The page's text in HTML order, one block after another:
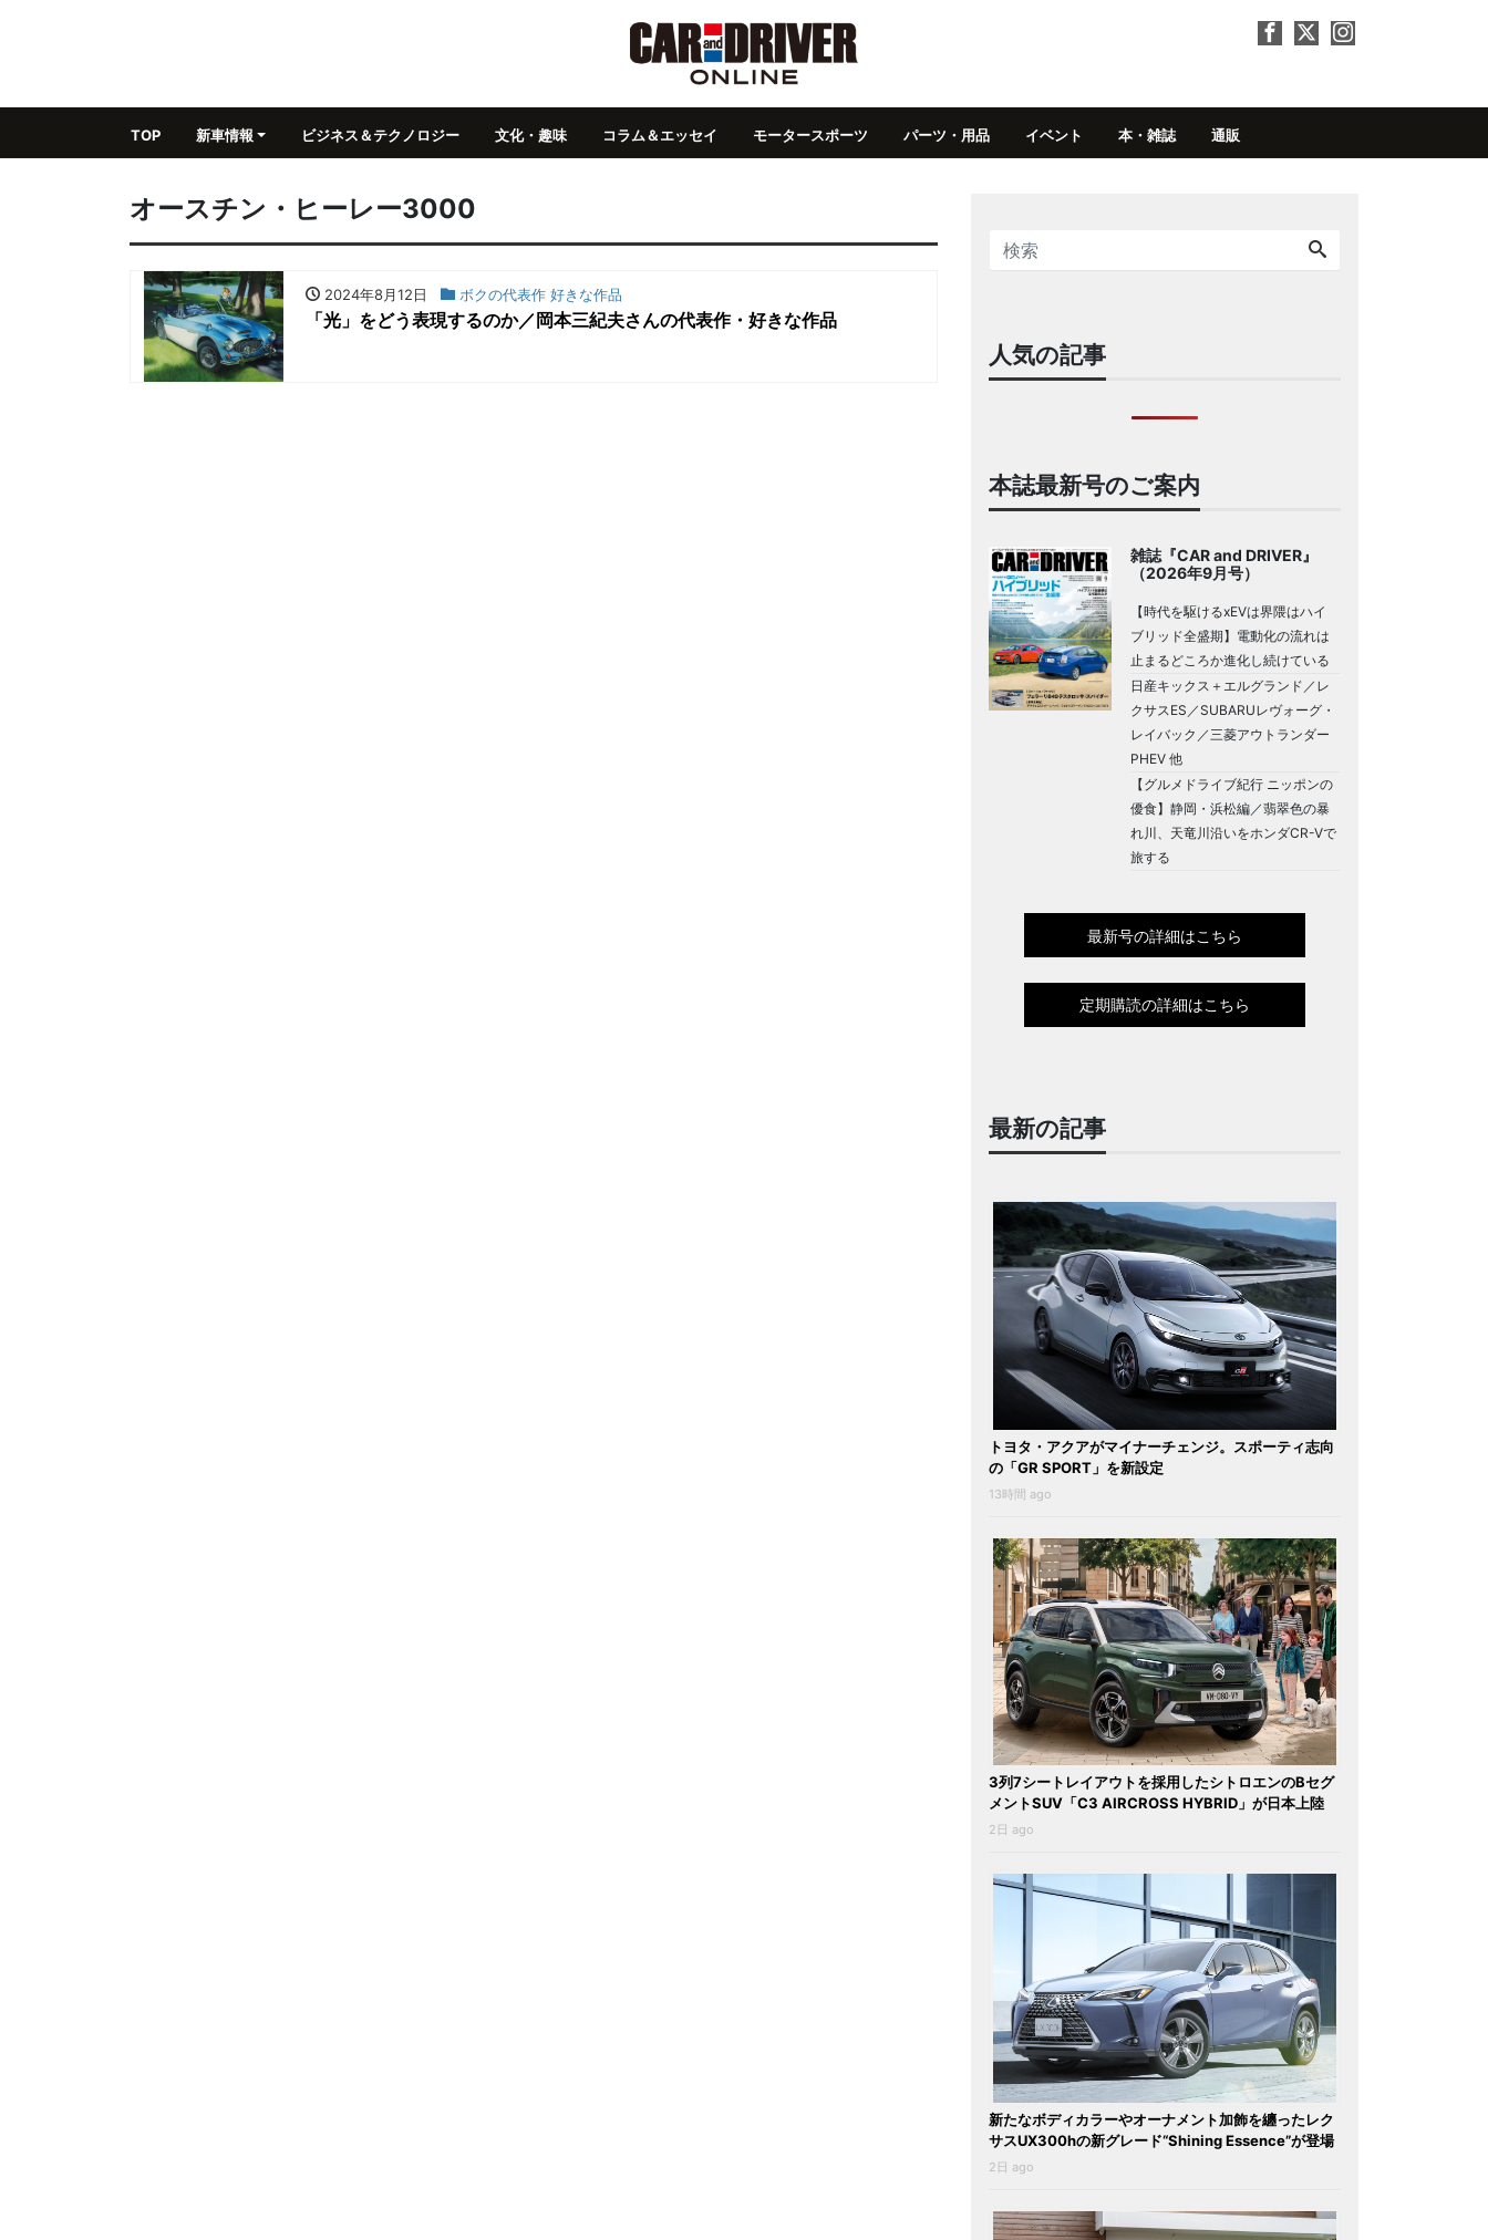
TOP 新車情報 ビジネス＆テクノロジー 文化・趣味 コラム＆エッセイ モータースポーツ パーツ・用品 イベント 本・雑誌 通販
オースチン・ヒーレー3000
2024年8月12日 ボクの代表作 好きな作品
「光」をどう表現するのか／岡本三紀夫さんの代表作・好きな作品
人気の記事
本誌最新号のご案内
雑誌『CAR and DRIVER』
（2026年9月号）
【時代を駆けるxEVは界隈はハイ
ブリッド全盛期】電動化の流れは
止まるどころか進化し続けている
日産キックス＋エルグランド／レ
クサスES／SUBARUレヴォーグ・
レイバック／三菱アウトランダー
PHEV 他
【グルメドライブ紀行 ニッポンの
優食】静岡・浜松編／翡翠色の暴
れ川、天竜川沿いをホンダCR-Vで
旅する
最新号の詳細はこちら
定期購読の詳細はこちら
最新の記事
トヨタ・アクアがマイナーチェンジ。スポーティ志向
の「GR SPORT」を新設定
13時間 ago
3列7シートレイアウトを採用したシトロエンのBセグ
メントSUV「C3 AIRCROSS HYBRID」が日本上陸
2日 ago
新たなボディカラーやオーナメント加飾を纏ったレク
サスUX300hの新グレード“Shining Essence”が登場
2日 ago